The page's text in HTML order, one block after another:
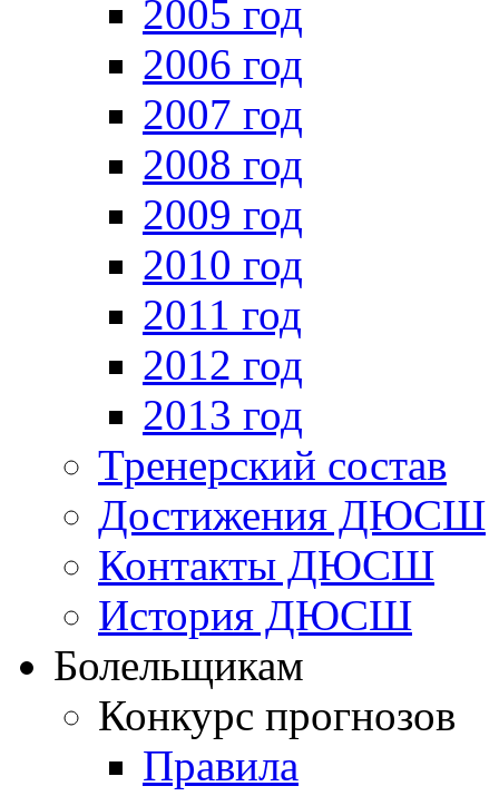
2005 год
2006 год
2007 год
2008 год
2009 год
2010 год
2011 год
2012 год
2013 год
Тренерский состав
Достижения ДЮСШ
Контакты ДЮСШ
История ДЮСШ
Болельщикам
Конкурс прогнозов
Правила